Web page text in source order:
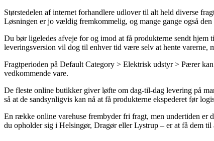
Størstedelen af internet forhandlere udlover til alt held diverse
Løsningen er jo vældig fremkommelig, og mange gange også
Du bør ligeledes afveje for og imod at få produkterne sendt
leveringsversion vil dog til enhver tid være selv at hente varerne,
Fragtperioden på Default Category > Elektrisk udstyr > Pærer
vedkommende vare.
De fleste online butikker giver løfte om dag-til-dag levering på
så at de sandsynligvis kan nå at få produkterne ekspederet før
En række online varehuse frembyder fri fragt, men undertiden er
du opholder sig i Helsingør, Dragør eller Lystrup – er at få dem